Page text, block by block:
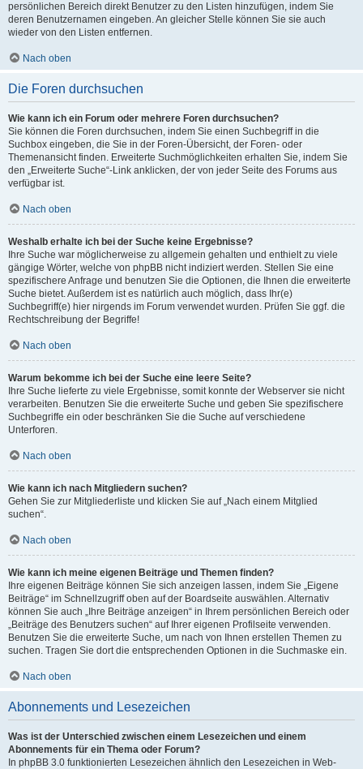
persönlichen Bereich direkt Benutzer zu den Listen hinzufügen, indem Sie
deren Benutzernamen eingeben. An gleicher Stelle können Sie sie auch
wieder von den Listen entfernen.
Nach oben
Die Foren durchsuchen
Wie kann ich ein Forum oder mehrere Foren durchsuchen?
Sie können die Foren durchsuchen, indem Sie einen Suchbegriff in die
Suchbox eingeben, die Sie in der Foren-Übersicht, der Foren- oder
Themenansicht finden. Erweiterte Suchmöglichkeiten erhalten Sie, indem Sie
den „Erweiterte Suche“-Link anklicken, der von jeder Seite des Forums aus
verfügbar ist.
Nach oben
Weshalb erhalte ich bei der Suche keine Ergebnisse?
Ihre Suche war möglicherweise zu allgemein gehalten und enthielt zu viele
gängige Wörter, welche von phpBB nicht indiziert werden. Stellen Sie eine
spezifischere Anfrage und benutzen Sie die Optionen, die Ihnen die erweiterte
Suche bietet. Außerdem ist es natürlich auch möglich, dass Ihr(e)
Suchbegriff(e) hier nirgends im Forum verwendet wurden. Prüfen Sie ggf. die
Rechtschreibung der Begriffe!
Nach oben
Warum bekomme ich bei der Suche eine leere Seite?
Ihre Suche lieferte zu viele Ergebnisse, somit konnte der Webserver sie nicht
verarbeiten. Benutzen Sie die erweiterte Suche und geben Sie spezifischere
Suchbegriffe ein oder beschränken Sie die Suche auf verschiedene
Unterforen.
Nach oben
Wie kann ich nach Mitgliedern suchen?
Gehen Sie zur Mitgliederliste und klicken Sie auf „Nach einem Mitglied
suchen“.
Nach oben
Wie kann ich meine eigenen Beiträge und Themen finden?
Ihre eigenen Beiträge können Sie sich anzeigen lassen, indem Sie „Eigene
Beiträge“ im Schnellzugriff oben auf der Boardseite auswählen. Alternativ
können Sie auch „Ihre Beiträge anzeigen“ in Ihrem persönlichen Bereich oder
„Beiträge des Benutzers suchen“ auf Ihrer eigenen Profilseite verwenden.
Benutzen Sie die erweiterte Suche, um nach von Ihnen erstellen Themen zu
suchen. Tragen Sie dort die entsprechenden Optionen in die Suchmaske ein.
Nach oben
Abonnements und Lesezeichen
Was ist der Unterschied zwischen einem Lesezeichen und einem
Abonnements für ein Thema oder Forum?
In phpBB 3.0 funktionierten Lesezeichen ähnlich den Lesezeichen in Web-